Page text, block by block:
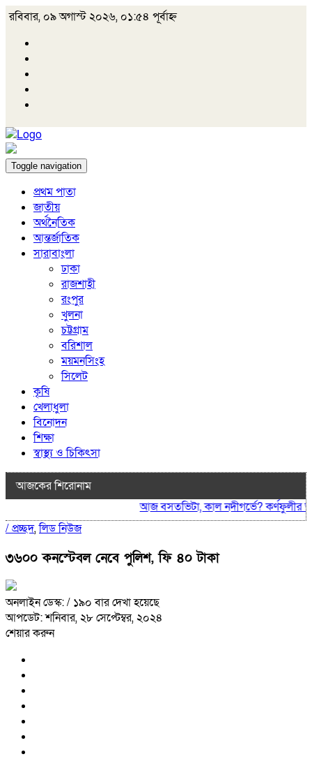
রবিবার, ০৯ অগাস্ট ২০২৬, ০১:৫৪ পূর্বাহ্ন
Toggle navigation
প্রথম পাতা
জাতীয়
অর্থনৈতিক
আন্তর্জাতিক
সারাবাংলা
ঢাকা
রাজশাহী
রংপুর
খুলনা
চট্টগ্রাম
বরিশাল
ময়মনসিংহ
সিলেট
কৃষি
খেলাধুলা
বিনোদন
শিক্ষা
স্বাস্থ্য ও চিকিৎসা
আজকের শিরোনাম
আজ বসতভিটা, কাল নদীগর্ভে? কর্ণফুলীর
/প্রচ্ছদ,লিড নিউজ
৩৬০০ কনস্টেবল নেবে পুলিশ, ফি ৪০ টাকা
অনলাইন ডেস্ক:/ ১৯০ বার দেখা হয়েছে
আপডেট: শনিবার, ২৮ সেপ্টেম্বর, ২০২৪
শেয়ার করুন